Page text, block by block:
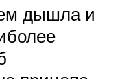
дышла и